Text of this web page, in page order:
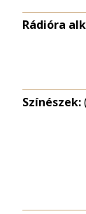
Rádióra
Színészek: